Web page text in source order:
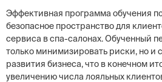
Эффективная программа обучения
безопасное пространство для
сервиса в спа-салонах. Обученный
только минимизировать риски, но и
развития бизнеса, что в конечном
увеличению числа лояльных